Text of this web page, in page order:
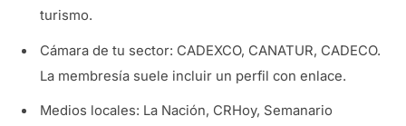
turismo.
Cámara de tu sector: CADEXCO, CANATUR, CADECO.
La membresía suele incluir un perfil con enlace.
Medios locales: La Nación, CRHoy, Semanario